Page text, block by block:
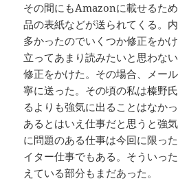
その間にもAmazonに載せるた
品の表紙などが送られてくる。
多かったのでいくつか修正をか
立ってあまり読みたいと思わな
修正をかけた。その場合、メー
寧に送った。その頃の私は榛野
るよりも強気に出ることはなか
あるとはいえ仕事だと思うと強
に問題のある仕事は今回に限っ
イター仕事でもある。そういっ
えている部分もまだあった。